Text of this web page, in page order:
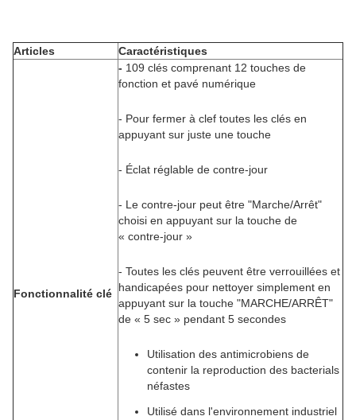
Articles Caractéristiques
Fonctionnalité clé
- 109 clés comprenant 12 touches de
fonction et pavé numérique
- Pour fermer à clef toutes les clés en
appuyant sur juste une touche
- Éclat réglable de contre-jour
- Le contre-jour peut être "Marche/Arrêt"
choisi en appuyant sur la touche de
« contre-jour »
- Toutes les clés peuvent être verrouillées et
handicapées pour nettoyer simplement en
appuyant sur la touche "MARCHE/ARRÊT"
de « 5 sec » pendant 5 secondes
Utilisation des antimicrobiens de
contenir la reproduction des bacterials
néfastes
Utilisé dans l'environnement industriel